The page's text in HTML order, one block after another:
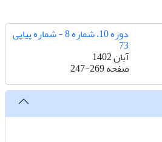
دوره 10، شماره 8 - شماره پیاپی
73
آبان 1402
صفحه247-269